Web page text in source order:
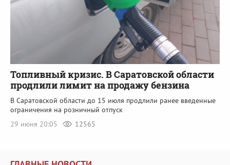
Топливный кризис. В Саратовской области
продлили лимит на продажу бензина
В Саратовской области до 15 июля продлили ранее введенные
ограничения на розничный отпуск
29 июня 20:05
12565